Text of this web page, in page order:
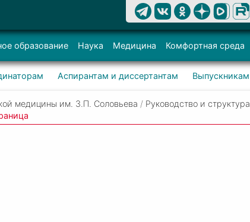
образование Наука Медицина Комфортная среда
Аспирантам и диссертантам Выпускникам
медицины им. З.П. Соловьева / Руководство и структура